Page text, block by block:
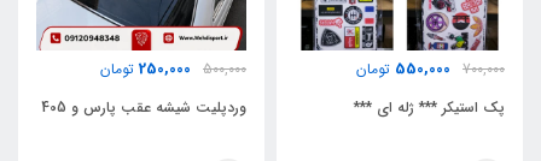
500,000
250,000 تومان
وردپلیت شیشه عقب پارس و 405
300,000
150,000 تومان
لیپ اگزوز مشکی و سفید